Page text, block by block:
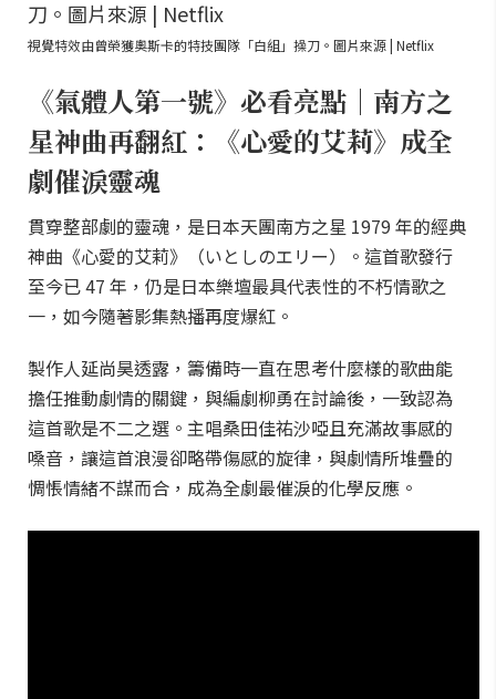
視覺特效由曾榮獲奧斯卡的特技團隊「白組」操刀。圖片來源 | Netflix
《氣體人第一號》必看亮點｜南方之
星神曲再翻紅：《心愛的艾莉》成全
劇催淚靈魂
貫穿整部劇的靈魂，是日本天團南方之星 1979 年的經典
神曲《心愛的艾莉》（いとしのエリー）。這首歌發行
至今已 47 年，仍是日本樂壇最具代表性的不朽情歌之
一，如今隨著影集熱播再度爆紅。
製作人延尚昊透露，籌備時一直在思考什麼樣的歌曲能
擔任推動劇情的關鍵，與編劇柳勇在討論後，一致認為
這首歌是不二之選。主唱桑田佳祐沙啞且充滿故事感的
嗓音，讓這首浪漫卻略帶傷感的旋律，與劇情所堆疊的
惆悵情緒不謀而合，成為全劇最催淚的化學反應。